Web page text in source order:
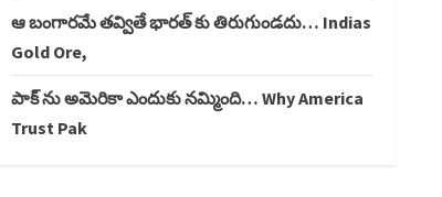
ఆ బంగారమే తవ్వితే భారత్ కు తిరుగుండదు… Indias
Gold Ore,
పాక్ ను అమెరికా ఎందుకు నమ్మింది… Why America
Trust Pak